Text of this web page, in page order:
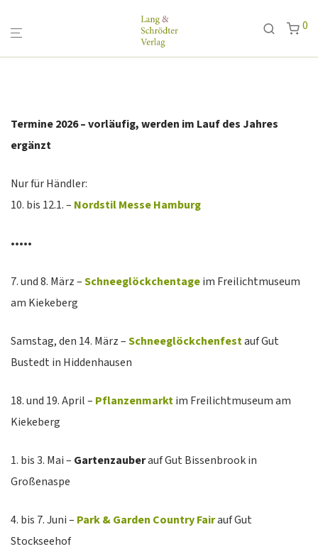
0
Termine 2026 – vorläufig, werden im Lauf des Jahres
ergänzt
Nur für Händler:
10. bis 12.1. – Nordstil Messe Hamburg
•••••
7. und 8. März –Schneeglöckchentageim Freilichtmuseum
am Kiekeberg
Samstag, den 14. März –Schneeglöckchenfestauf Gut
Bustedt in Hiddenhausen
18. und 19. April – Pflanzenmarktim Freilichtmuseum am
Kiekeberg
1. bis 3. Mai – Gartenzauberauf Gut Bissenbrook in
Großenaspe
4. bis 7. Juni – Park & Garden Country Fairauf Gut
Stockseehof